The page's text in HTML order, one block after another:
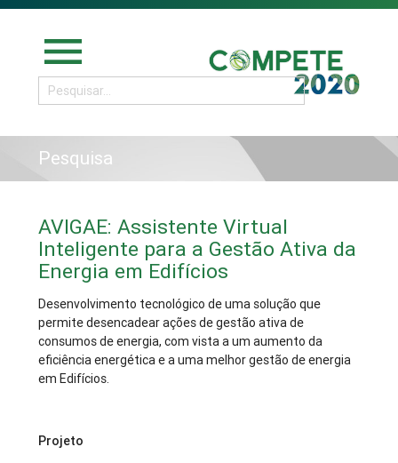
menu
Pesquisa
AVIGAE: Assistente Virtual
Inteligente para a Gestão Ativa da
Energia em Edifícios
Desenvolvimento tecnológico de uma solução que
permite desencadear ações de gestão ativa de
consumos de energia, com vista a um aumento da
eficiência energética e a uma melhor gestão de energia
em Edifícios.
Projeto